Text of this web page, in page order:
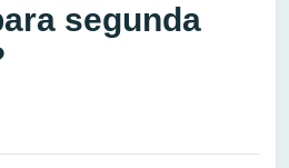
segunda